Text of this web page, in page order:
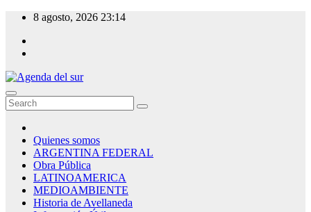
Skip
content
8 agosto, 2026 23:14
Agenda del sur
Quienes somos
ARGENTINA FEDERAL
Obra Pública
LATINOAMERICA
MEDIOAMBIENTE
Historia de Avellaneda